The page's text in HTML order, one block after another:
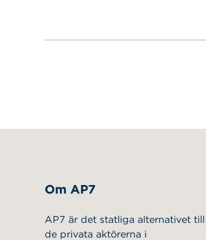
Om AP7
AP7 är det statliga alternativet till
de privata aktörerna i